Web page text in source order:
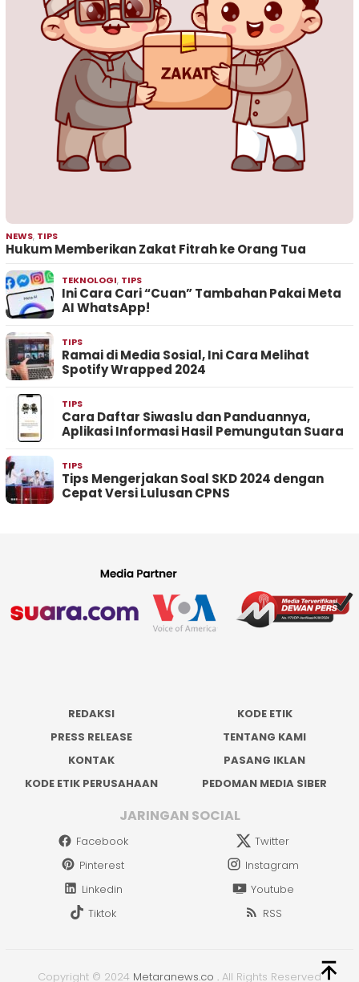
NEWS, TIPS
Hukum Memberikan Zakat Fitrah ke Orang Tua
TEKNOLOGI, TIPS
Ini Cara Cari “Cuan” Tambahan Pakai Meta
AI WhatsApp!
TIPS
Ramai di Media Sosial, Ini Cara Melihat
Spotify Wrapped 2024
TIPS
Cara Daftar Siwaslu dan Panduannya,
Aplikasi Informasi Hasil Pemungutan Suara
TIPS
Tips Mengerjakan Soal SKD 2024 dengan
Cepat Versi Lulusan CPNS
REDAKSI
KODE ETIK
PRESS RELEASE
TENTANG KAMI
KONTAK
PASANG IKLAN
KODE ETIK PERUSAHAAN
PEDOMAN MEDIA SIBER
JARINGAN SOCIAL
Facebook
Twitter
Pinterest
Instagram
Linkedin
Youtube
Tiktok
RSS
Copyright © 2024 Metaranews.co . All Rights Reserved